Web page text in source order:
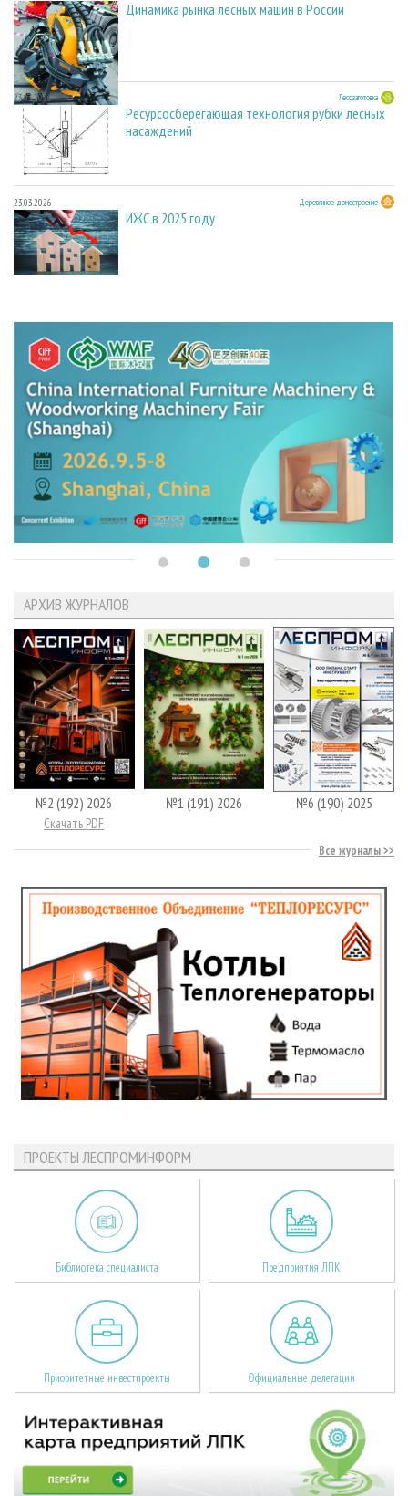
Динамика рынка лесных машин в России
23.03.2026 Лесозаготовка
Ресурсосберегающая технология рубки лесных
насаждений
23.03.2026 Деревянное домостроение
ИЖС в 2025 году
АРХИВ ЖУРНАЛОВ
№2 (192) 2026
Скачать PDF
№1 (191) 2026 №6 (190) 2025
Все журналы
ПРОЕКТЫ ЛЕСПРОМИНФОРМ
Библиотека специалиста Предприятия ЛПК
Приоритетные инвестпроекты Официальные делегации